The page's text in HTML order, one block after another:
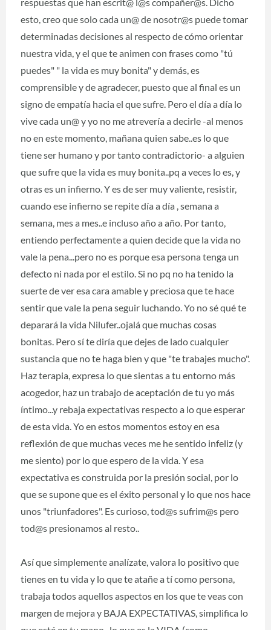
esto, creo que solo cada un@ de nosotr@s puede tomar
determinadas decisiones al respecto de cómo orientar
nuestra vida, y el que te animen con frases como "tú
puedes" " la vida es muy bonita" y demás, es
comprensible y de agradecer, puesto que al final es un
signo de empatía hacia el que sufre. Pero el día a día lo
vive cada un@ y yo no me atrevería a decirle -al menos
no en este momento, mañana quien sabe..es lo que
tiene ser humano y por tanto contradictorio- a alguien
que sufre que la vida es muy bonita..pq a veces lo es, y
otras es un infierno. Y es de ser muy valiente, resistir,
cuando ese infierno se repite día a día , semana a
semana, mes a mes..e incluso año a año. Por tanto,
entiendo perfectamente a quien decide que la vida no
vale la pena...pero no es porque esa persona tenga un
defecto ni nada por el estilo. Si no pq no ha tenido la
suerte de ver esa cara amable y preciosa que te hace
sentir que vale la pena seguir luchando. Yo no sé qué te
deparará la vida Nilufer..ojalá que muchas cosas
bonitas. Pero sí te diría que dejes de lado cualquier
sustancia que no te haga bien y que "te trabajes mucho".
Haz terapia, expresa lo que sientas a tu entorno más
acogedor, haz un trabajo de aceptación de tu yo más
íntimo...y rebaja expectativas respecto a lo que esperar
de esta vida. Yo en estos momentos estoy en esa
reflexión de que muchas veces me he sentido infeliz (y
me siento) por lo que espero de la vida. Y esa
expectativa es construida por la presión social, por lo
que se supone que es el éxito personal y lo que nos hace
unos "triunfadores". Es curioso, tod@s sufrim@s pero
tod@s presionamos al resto..
Así que simplemente analízate, valora lo positivo que
tienes en tu vida y lo que te atañe a tí como persona,
trabaja todos aquellos aspectos en los que te veas con
margen de mejora y BAJA EXPECTATIVAS, simplifica lo